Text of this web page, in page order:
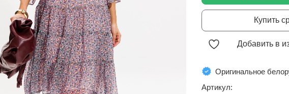
Купить
Добавить в
Оригинальное
Артикул: